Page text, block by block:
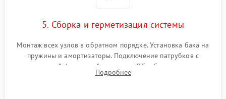
5. Сборка и герметизация системы
Монтаж всех узлов в обратном порядке. Установка бака на
пружины и амортизаторы. Подключение патрубков с
надежной фиксацией хомутами. Обработка стыков
герметиком для предотвращения возможных протечек воды.
Подробнее